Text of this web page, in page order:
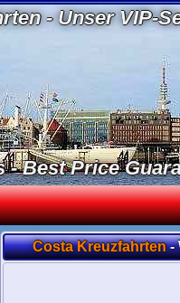
- Unser VIP-
Best Price
Costa Kreuzfahrten-